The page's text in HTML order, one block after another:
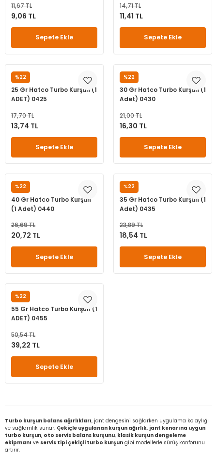
11,67 TL
9,06 TL
Sepete Ekle
14,71 TL
11,41 TL
Sepete Ekle
%22
HATCO
25 Gr Hatco Turbo Kurşun (1
ADET) 0425
17,70 TL
13,74 TL
Sepete Ekle
%22
HATCO
30 Gr Hatco Turbo Kurşun (1
Adet) 0430
21,00 TL
16,30 TL
Sepete Ekle
%22
HATCO
40 Gr Hatco Turbo Kurşun
(1 Adet) 0440
26,69 TL
20,72 TL
Sepete Ekle
%22
HATCO
35 Gr Hatco Turbo Kurşun (1
Adet) 0435
23,89 TL
18,54 TL
Sepete Ekle
%22
HATCO
55 Gr Hatco Turbo Kurşun (1
ADET) 0455
50,54 TL
39,22 TL
Sepete Ekle
Turbo kurşun balans ağırlıkları, jant dengesini sağlarken uygulama kolaylığı
ve sağlamlık sunar. Çekiçle uygulanan kurşun ağırlık, jant kenarına uygun
turbo kurşun, oto servis balans kurşunu, klasik kurşun dengeleme
ekipmanı ve servis tipi çekiçli turbo kurşun gibi modellerle sürüş konforunu
artırır.